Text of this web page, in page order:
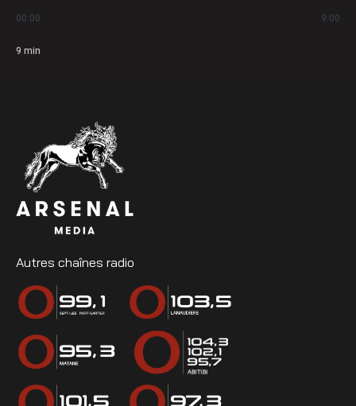
00:00 9:00
9 min
Autres chaînes radio